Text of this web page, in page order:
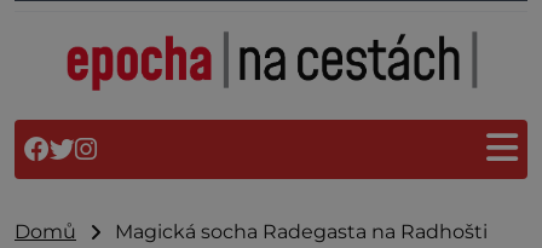
Domů Magická socha Radegasta na Radhošti